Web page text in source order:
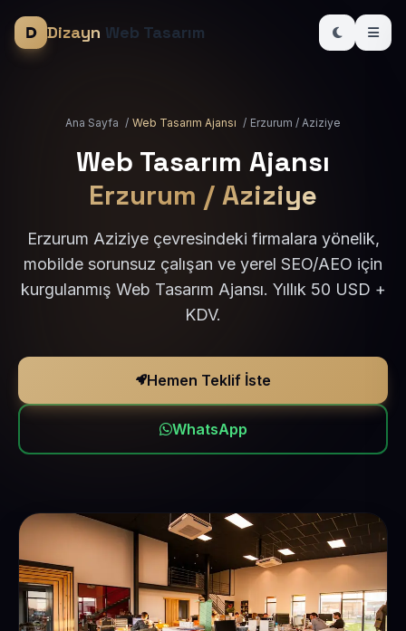
Dizayn Web Tasarım
Ana Sayfa / Web Tasarım Ajansı / Erzurum / Aziziye
Web Tasarım Ajansı
Erzurum / Aziziye
Erzurum Aziziye çevresindeki firmalara yönelik,
mobilde sorunsuz çalışan ve yerel SEO/AEO için
kurgulanmış Web Tasarım Ajansı. Yıllık 50 USD +
KDV.
Hemen Teklif İste
WhatsApp